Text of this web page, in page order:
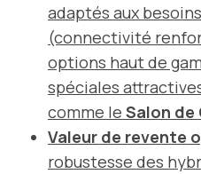
adaptés aux
(connectivité
options haut de
spéciales
comme le Salon de
Valeur de revente
robustesse des